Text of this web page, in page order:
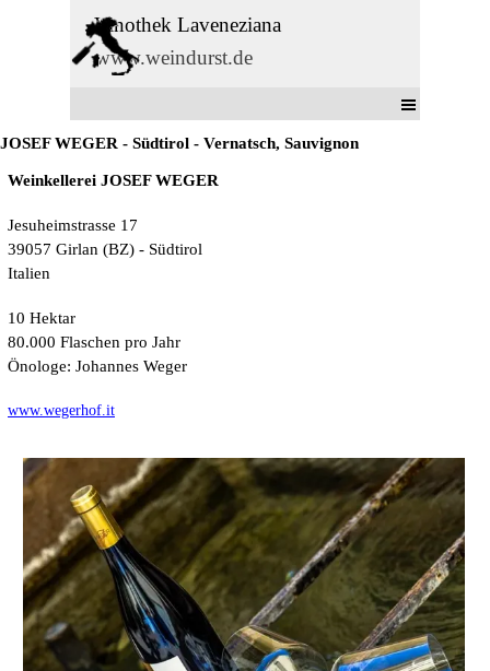
Vinothek Laveneziana
www.weindurst.de
JOSEF WEGER - Südtirol - Vernatsch, Sauvignon
Weinkellerei JOSEF WEGER
Jesuheimstrasse 17
39057 Girlan (BZ) - Südtirol
Italien
10 Hektar
80.000 Flaschen pro Jahr
Önologe: Johannes Weger
www.wegerhof.it